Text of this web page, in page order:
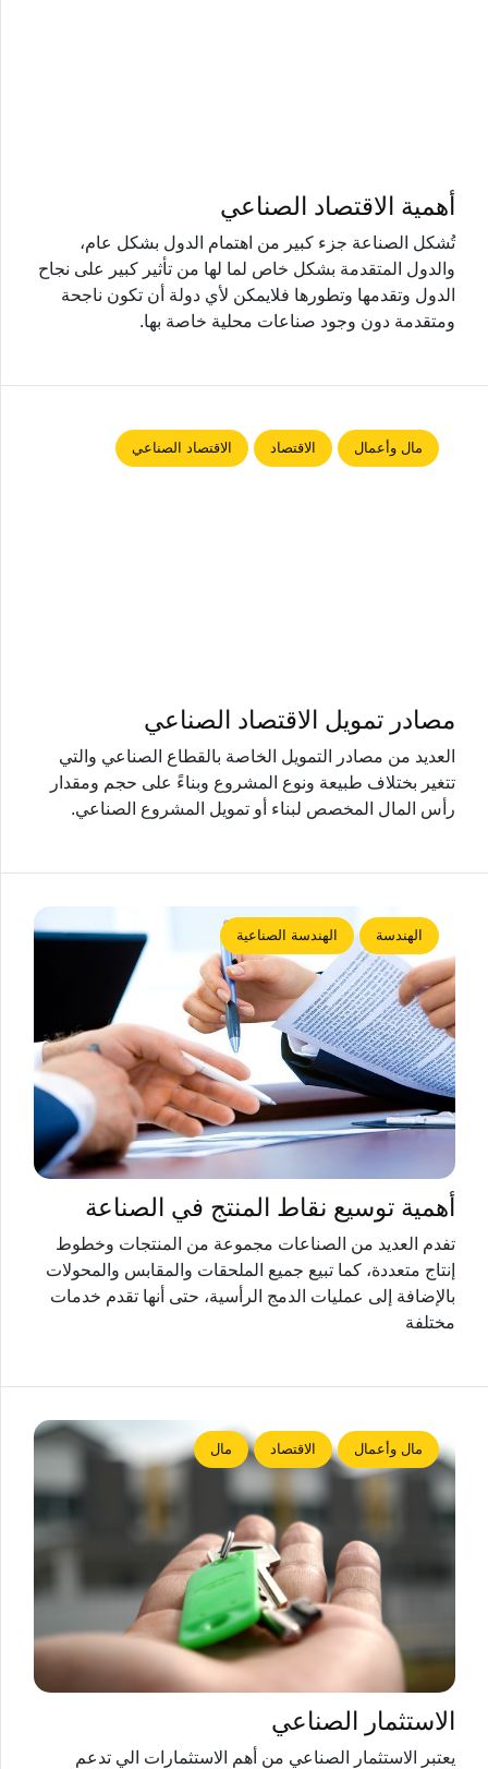
أهمية الاقتصاد الصناعي
تُشكل الصناعة جزء كبير من اهتمام الدول بشكل عام،
والدول المتقدمة بشكل خاص لما لها من تأثير كبير على نجاح
الدول وتقدمها وتطورها فلايمكن لأي دولة أن تكون ناجحة
ومتقدمة دون وجود صناعات محلية خاصة بها.
مال وأعمال الاقتصاد الاقتصاد الصناعي
مصادر تمويل الاقتصاد الصناعي
العديد من مصادر التمويل الخاصة بالقطاع الصناعي والتي
تتغير بختلاف طبيعة ونوع المشروع وبناءً على حجم ومقدار
رأس المال المخصص لبناء أو تمويل المشروع الصناعي.
الهندسة الهندسة الصناعية
أهمية توسيع نقاط المنتج في الصناعة
تفدم العديد من الصناعات مجموعة من المنتجات وخطوط
إنتاج متعددة، كما تبيع جميع الملحقات والمقابس والمحولات
بالإضافة إلى عمليات الدمج الرأسية، حتى أنها تقدم خدمات
مختلفة
مال وأعمال الاقتصاد مال
الاستثمار الصناعي
يعتبر الاستثمار الصناعي من أهم الاستثمارات الي تدعم